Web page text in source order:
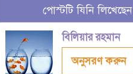
পোস্টটি যিনি লিখেছেন
বিলিয়ার রহমান
অনুসরণ করুন